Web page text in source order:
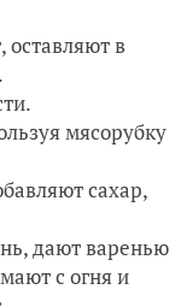
в
мясорубку
сахар,
дают варенью
с огня и